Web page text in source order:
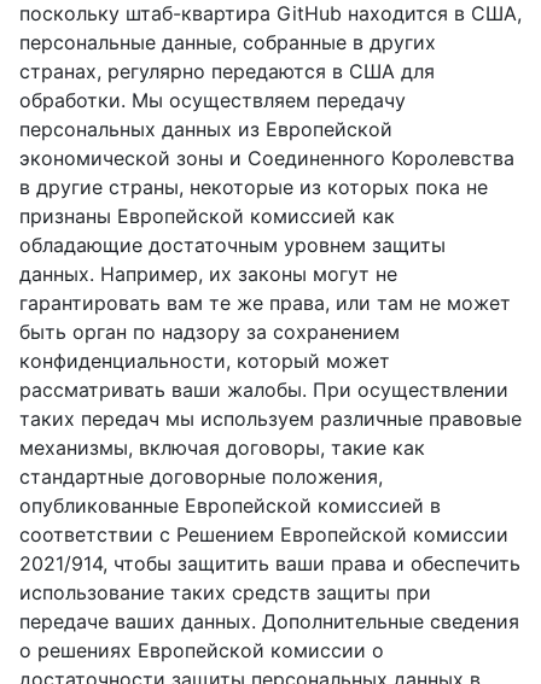
поскольку штаб-квартира GitHub находится в США,
персональные данные, собранные в других
странах, регулярно передаются в США для
обработки. Мы осуществляем передачу
персональных данных из Европейской
экономической зоны и Соединенного Королевства
в другие страны, некоторые из которых пока не
признаны Европейской комиссией как
обладающие достаточным уровнем защиты
данных. Например, их законы могут не
гарантировать вам те же права, или там не может
быть орган по надзору за сохранением
конфиденциальности, который может
рассматривать ваши жалобы. При осуществлении
таких передач мы используем различные правовые
механизмы, включая договоры, такие как
стандартные договорные положения,
опубликованные Европейской комиссией в
соответствии с Решением Европейской комиссии
2021/914, чтобы защитить ваши права и обеспечить
использование таких средств защиты при
передаче ваших данных. Дополнительные сведения
о решениях Европейской комиссии о